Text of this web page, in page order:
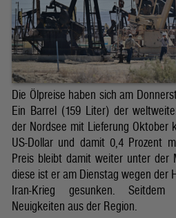
Die Ölpreise haben sich am
Ein Barrel (159 Liter) der
der Nordsee mit Lieferung Oktober
US-Dollar und damit 0,4 Prozent
Preis bleibt damit weiter unter der
diese ist er am Dienstag wegen der
Iran-Krieg gesunken.
Neuigkeiten aus der Region.